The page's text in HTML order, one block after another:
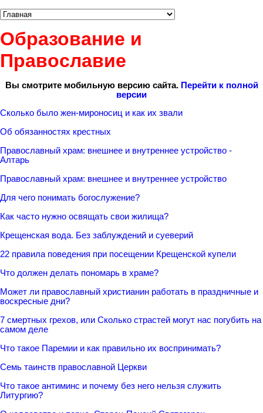
Образование и
Православие
Вы смотрите мобильную версию сайта. Перейти к полной
версии
Сколько было жен-мироносиц и как их звали
Об обязанностях крестных
Православный храм: внешнее и внутреннее устройство -
Алтарь
Православный храм: внешнее и внутреннее устройство
Для чего понимать богослужение?
Как часто нужно освящать свои жилища?
Крещенская вода. Без заблуждений и суеверий
22 правила поведения при посещении Крещенской купели
Что должен делать пономарь в храме?
Может ли православный христианин работать в праздничные и
воскресные дни?
7 смертных грехов, или Сколько страстей могут нас погубить на
самом деле
Что такое Паремии и как правильно их воспринимать?
Семь таинств православной Церкви
Что такое антиминс и почему без него нельзя служить
Литургию?